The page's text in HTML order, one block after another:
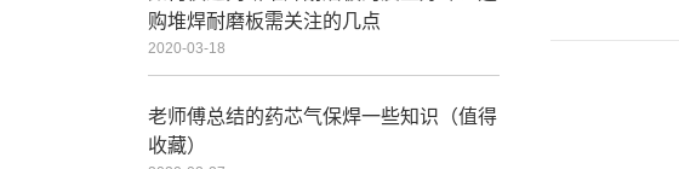
购堆焊耐磨板需关注的几点
2020-03-18
老师傅总结的药芯气保焊一些知识（值得
收藏）